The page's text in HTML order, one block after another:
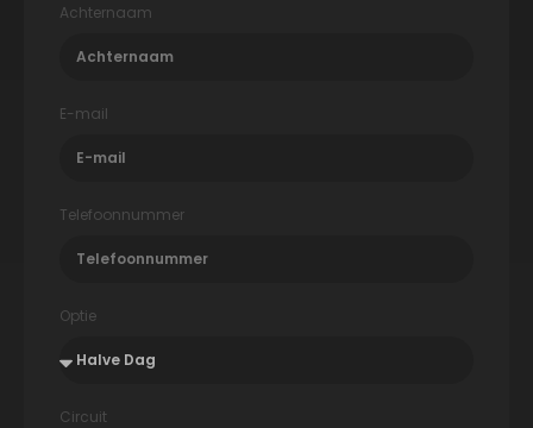
Achternaam
E-mail
Telefoonnummer
Optie
Circuit